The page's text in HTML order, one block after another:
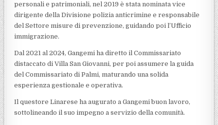
personali e patrimoniali, nel 2019 è stata nominata vice
dirigente della Divisione polizia anticrimine e responsabile
del Settore misure di prevenzione, guidando poi l’Ufficio
immigrazione.
Dal 2021 al 2024, Gangemi ha diretto il Commissariato
distaccato di Villa San Giovanni, per poi assumere la guida
del Commissariato di Palmi, maturando una solida
esperienza gestionale e operativa.
Il questore Linarese ha augurato a Gangemi buon lavoro,
sottolineando il suo impegno a servizio della comunità.